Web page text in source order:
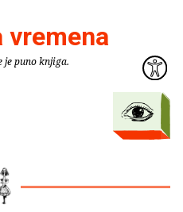
vremena
je puno knjiga.